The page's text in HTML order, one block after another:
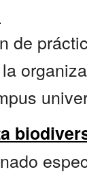
de